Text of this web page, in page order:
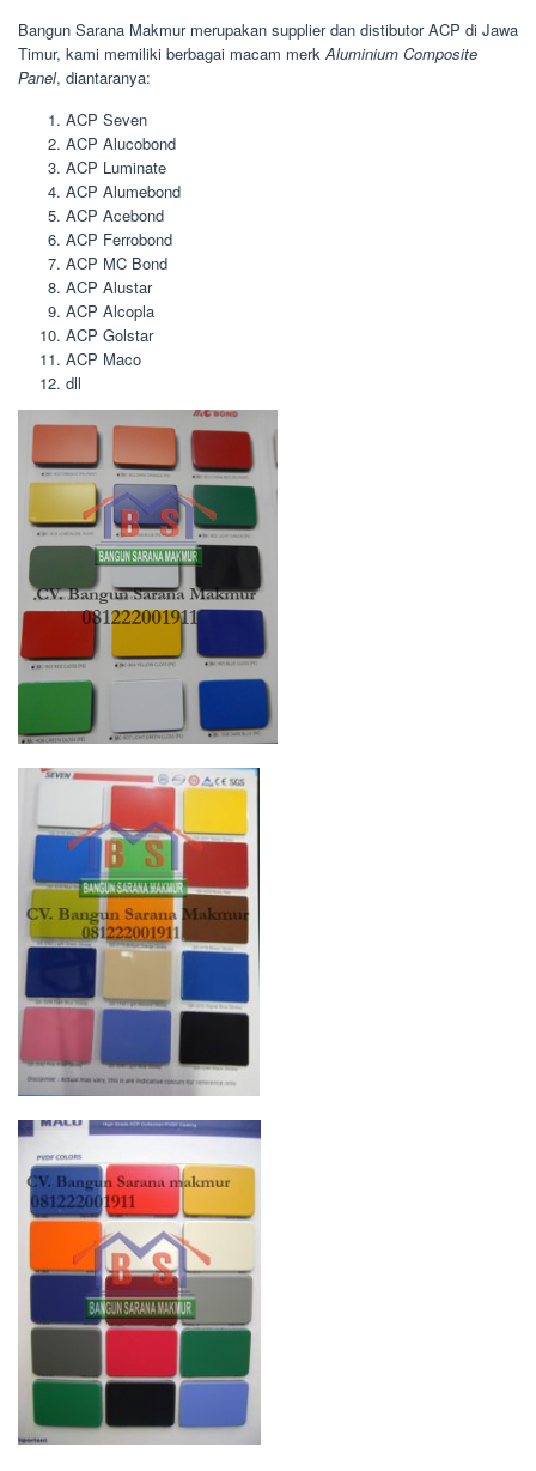
Bangun Sarana Makmur merupakan supplier dan distibutor ACP di Jawa
Timur, kami memiliki berbagai macam merkAluminium Composite
Panel, diantaranya:
ACP Seven
ACP Alucobond
ACP Luminate
ACP Alumebond
ACP Acebond
ACP Ferrobond
ACP MC Bond
ACP Alustar
ACP Alcopla
ACP Golstar
ACP Maco
dll